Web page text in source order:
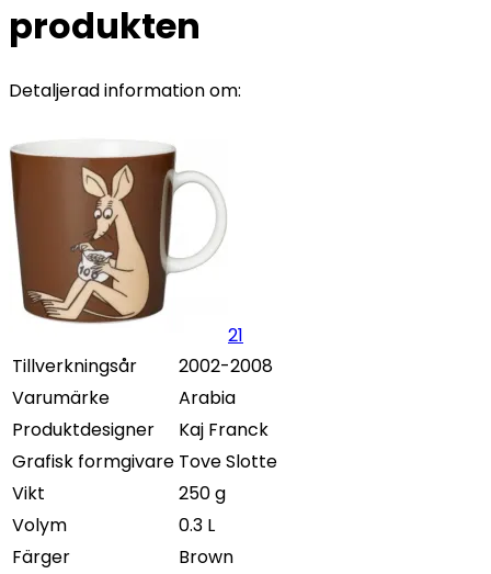
produkten
Detaljerad information om:
21
Tillverkningsår
2002-2008
Varumärke
Arabia
Produktdesigner
Kaj Franck
Grafisk formgivare Tove Slotte
Vikt
250 g
Volym
0.3 L
Färger
Brown